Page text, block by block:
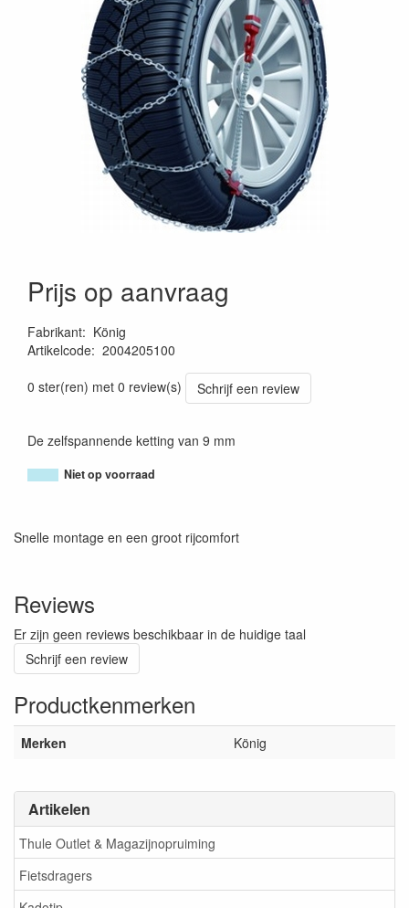
Artikelen
Thule Outlet & Magazijnopruiming
Fietsdragers
Prijs op aanvraag
Fabrikant: König
Artikelcode: 2004205100
0 ster(ren) met 0 review(s)
Schrijf een review
De zelfspannende ketting van 9 mm
Niet op voorraad
Snelle montage en een groot rijcomfort
Reviews
Er zijn geen reviews beschikbaar in de huidige taal
Schrijf een review
Productkenmerken
Merken König